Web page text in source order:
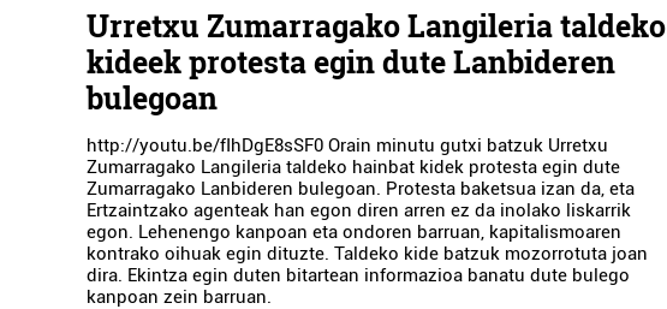
Urretxu Zumarragako Langileria taldeko
kideek protesta egin dute Lanbideren
bulegoan
http://youtu.be/fIhDgE8sSF0 Orain minutu gutxi batzuk Urretxu
Zumarragako Langileria taldeko hainbat kidek protesta egin dute
Zumarragako Lanbideren bulegoan. Protesta baketsua izan da, eta
Ertzaintzako agenteak han egon diren arren ez da inolako liskarrik
egon. Lehenengo kanpoan eta ondoren barruan, kapitalismoaren
kontrako oihuak egin dituzte. Taldeko kide batzuk mozorrotuta joan
dira. Ekintza egin duten bitartean informazioa banatu dute bulego
kanpoan zein barruan.